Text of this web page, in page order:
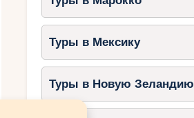
Туры в Мексику
Туры в Новую Зеландию